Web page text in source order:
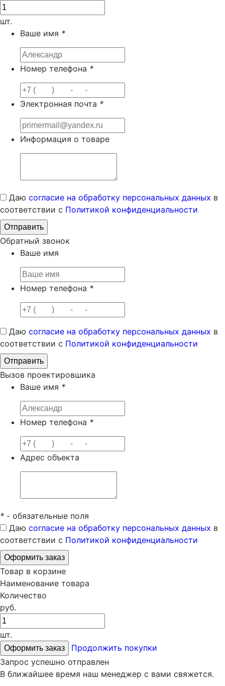
шт.
Ваше имя *
Номер телефона *
Электронная почта *
Информация о товаре
Даю согласие на обработку персональных данных в
соответствии с Политикой конфиденциальности
Обратный звонок
Ваше имя
Номер телефона *
Даю согласие на обработку персональных данных в
соответствии с Политикой конфиденциальности
Вызов проектировшика
Ваше имя *
Номер телефона *
Адрес объекта
* - обязательные поля
Даю согласие на обработку персональных данных в
соответствии с Политикой конфиденциальности
Товар в корзине
Наименование товара
Количество
руб.
шт.
Продолжить покупки
Запрос успешно отправлен
В ближайшее время наш менеджер с вами свяжется.